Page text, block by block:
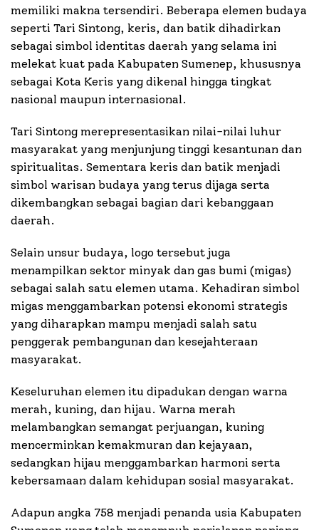
memiliki makna tersendiri. Beberapa elemen budaya
seperti Tari Sintong, keris, dan batik dihadirkan
sebagai simbol identitas daerah yang selama ini
melekat kuat pada Kabupaten Sumenep, khususnya
sebagai Kota Keris yang dikenal hingga tingkat
nasional maupun internasional.
Tari Sintong merepresentasikan nilai-nilai luhur
masyarakat yang menjunjung tinggi kesantunan dan
spiritualitas. Sementara keris dan batik menjadi
simbol warisan budaya yang terus dijaga serta
dikembangkan sebagai bagian dari kebanggaan
daerah.
Selain unsur budaya, logo tersebut juga
menampilkan sektor minyak dan gas bumi (migas)
sebagai salah satu elemen utama. Kehadiran simbol
migas menggambarkan potensi ekonomi strategis
yang diharapkan mampu menjadi salah satu
penggerak pembangunan dan kesejahteraan
masyarakat.
Keseluruhan elemen itu dipadukan dengan warna
merah, kuning, dan hijau. Warna merah
melambangkan semangat perjuangan, kuning
mencerminkan kemakmuran dan kejayaan,
sedangkan hijau menggambarkan harmoni serta
kebersamaan dalam kehidupan sosial masyarakat.
Adapun angka 758 menjadi penanda usia Kabupaten